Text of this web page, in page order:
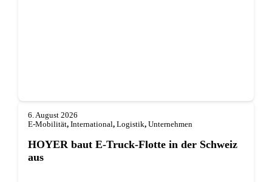
6. August 2026
E-Mobilität, International, Logistik, Unternehmen
HOYER baut E-Truck-Flotte in der Schweiz
aus